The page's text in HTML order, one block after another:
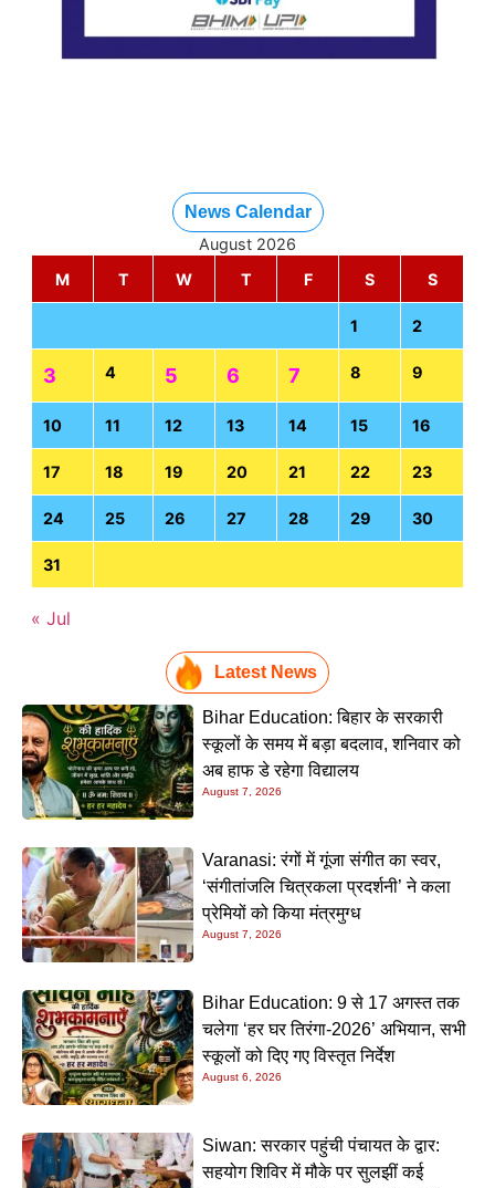
News Calendar
August 2026
M
T W T F S S
1 2
3 4 5 6 7 8 9
10 11 12 13 14 15 16
17 18 19 20 21 22 23
24 25 26 27 28 29 30
31
« Jul
Latest News
Bihar Education: बिहार के सरकारी
स्कूलों के समय में बड़ा बदलाव, शनिवार को
अब हाफ डे रहेगा विद्यालय
August 7, 2026
Varanasi: रंगों में गूंजा संगीत का स्वर,
‘संगीतांजलि चित्रकला प्रदर्शनी’ ने कला
प्रेमियों को किया मंत्रमुग्ध
August 7, 2026
Bihar Education: 9 से 17 अगस्त तक
चलेगा ‘हर घर तिरंगा-2026’ अभियान, सभी
स्कूलों को दिए गए विस्तृत निर्देश
August 6, 2026
Siwan: सरकार पहुंची पंचायत के द्वार:
सहयोग शिविर में मौके पर सुलझीं कई